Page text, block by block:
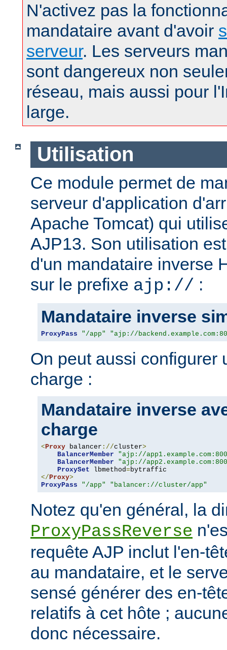
N'activez pas la
mandataire avant d'avoir
serveur. Les serveurs
sont dangereux non
réseau, mais aussi pour
large.
Utilisation
Ce module permet de
serveur d'application
Apache Tomcat) qui
AJP13. Son utilisation
d'un mandataire inverse
sur le prefixe ajp:// :
Mandataire inverse
ProxyPass "/app" "ajp://
On peut aussi configurer
charge :
Mandataire inverse
charge
< Proxy balancer ://cluster>
BalancerMember
"ajp://
BalancerMember
"ajp://
ProxySet lbmethod=
</ Proxy>
ProxyPass
"/app" "balancer://cluster/app"
Notez qu'en général, la
ProxyPassReverse
requête AJP inclut l'en-
au mandataire, et le
sensé générer des en-
relatifs à cet hôte ;
donc nécessaire.